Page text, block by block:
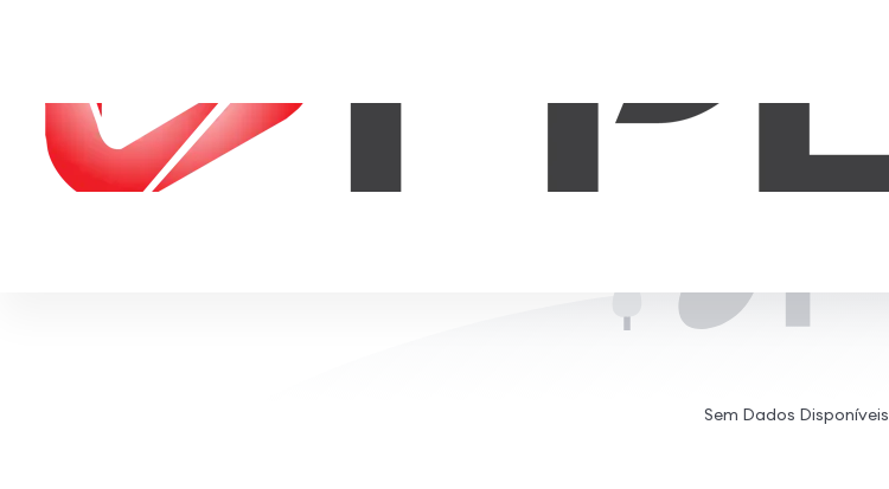
Sem Dados Disponíveis